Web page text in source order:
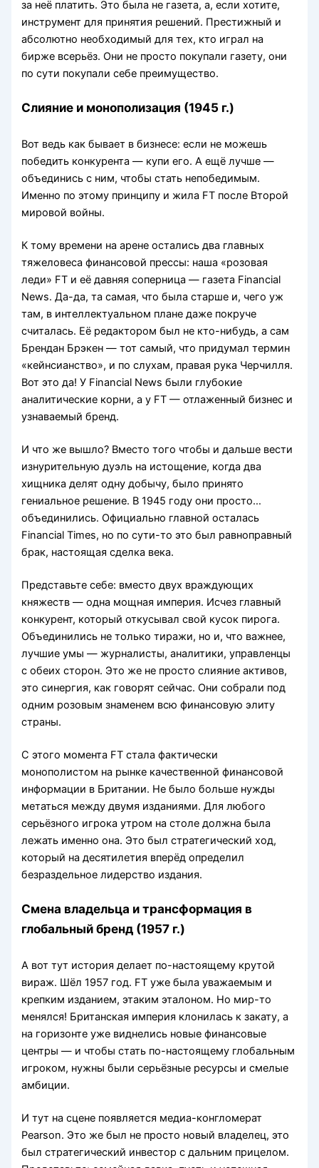
за неё платить. Это была не газета, а, если хотите,
инструмент для принятия решений. Престижный и
абсолютно необходимый для тех, кто играл на
бирже всерьёз. Они не просто покупали газету, они
по сути покупали себе преимущество.
Слияние и монополизация (1945 г.)
Вот ведь как бывает в бизнесе: если не можешь
победить конкурента — купи его. А ещё лучше —
объединись с ним, чтобы стать непобедимым.
Именно по этому принципу и жила FT после Второй
мировой войны.
К тому времени на арене остались два главных
тяжеловеса финансовой прессы: наша «розовая
леди» FT и её давняя соперница — газета Financial
News. Да-да, та самая, что была старше и, чего уж
там, в интеллектуальном плане даже покруче
считалась. Её редактором был не кто-нибудь, а сам
Брендан Брэкен — тот самый, что придумал термин
«кейнсианство», и по слухам, правая рука Черчилля.
Вот это да! У Financial News были глубокие
аналитические корни, а у FT — отлаженный бизнес и
узнаваемый бренд.
И что же вышло? Вместо того чтобы и дальше вести
изнурительную дуэль на истощение, когда два
хищника делят одну добычу, было принято
гениальное решение. В 1945 году они просто…
объединились. Официально главной осталась
Financial Times, но по сути-то это был равноправный
брак, настоящая сделка века.
Представьте себе: вместо двух враждующих
княжеств — одна мощная империя. Исчез главный
конкурент, который откусывал свой кусок пирога.
Объединились не только тиражи, но и, что важнее,
лучшие умы — журналисты, аналитики, управленцы
с обеих сторон. Это же не просто слияние активов,
это синергия, как говорят сейчас. Они собрали под
одним розовым знаменем всю финансовую элиту
страны.
С этого момента FT стала фактически
монополистом на рынке качественной финансовой
информации в Британии. Не было больше нужды
метаться между двумя изданиями. Для любого
серьёзного игрока утром на столе должна была
лежать именно она. Это был стратегический ход,
который на десятилетия вперёд определил
безраздельное лидерство издания.
Смена владельца и трансформация в
глобальный бренд (1957 г.)
А вот тут история делает по-настоящему крутой
вираж. Шёл 1957 год. FT уже была уважаемым и
крепким изданием, этаким эталоном. Но мир-то
менялся! Британская империя клонилась к закату, а
на горизонте уже виднелись новые финансовые
центры — и чтобы стать по-настоящему глобальным
игроком, нужны были серьёзные ресурсы и смелые
амбиции.
И тут на сцене появляется медиа-конгломерат
Pearson. Это же был не просто новый владелец, это
был стратегический инвестор с дальним прицелом.